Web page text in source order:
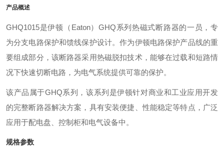
产品概述
GHQ1015是伊顿（Eaton）GHQ系列热磁式断路器的一员，专
为分支电路保护和馈线保护设计。作为伊顿电路保护产品线的重
要组成部分，该断路器采用热磁脱扣技术，能够在过载和短路情
况下快速切断电路，为电气系统提供可靠的保护。
该产品属于GHQ系列，该系列是伊顿针对商业和工业应用开发
的完整断路器解决方案，具有安装便捷、性能稳定等特点，广泛
应用于配电盘、控制柜和电气设备中。
规格参数